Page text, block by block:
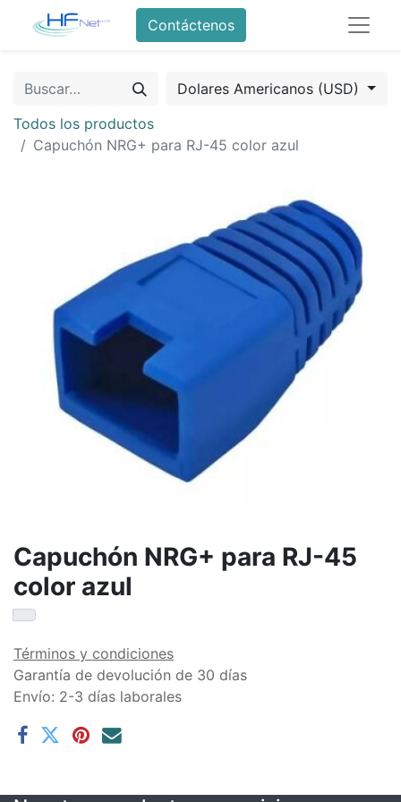
Contáctenos
Dolares Americanos (USD)
Todos los productos
Capuchón NRG+ para RJ-45 color azul
Capuchón NRG+ para RJ-45
color azul
Términos y condiciones
Garantía de devolución de 30 días
Envío: 2-3 días laborales